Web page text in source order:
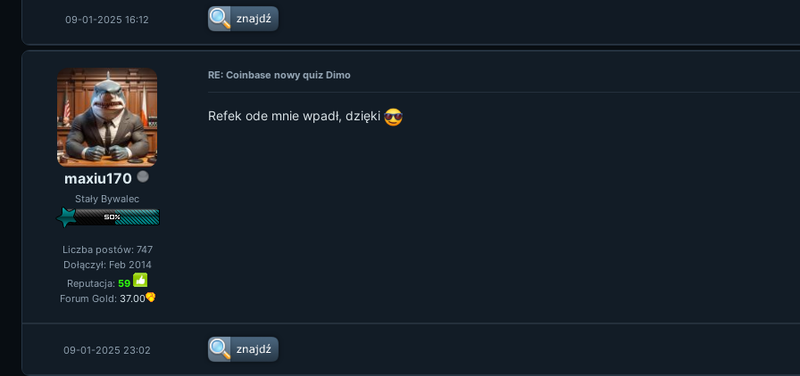
09-01-2025 16:12
maxiu170
Stały Bywalec
Liczba postów: 747
Dołączył: Feb 2014
Reputacja: 59
Forum Gold: 37.00
RE: Coinbase nowy quiz Dimo
Refek ode mnie wpadł, dzięki
09-01-2025 23:02